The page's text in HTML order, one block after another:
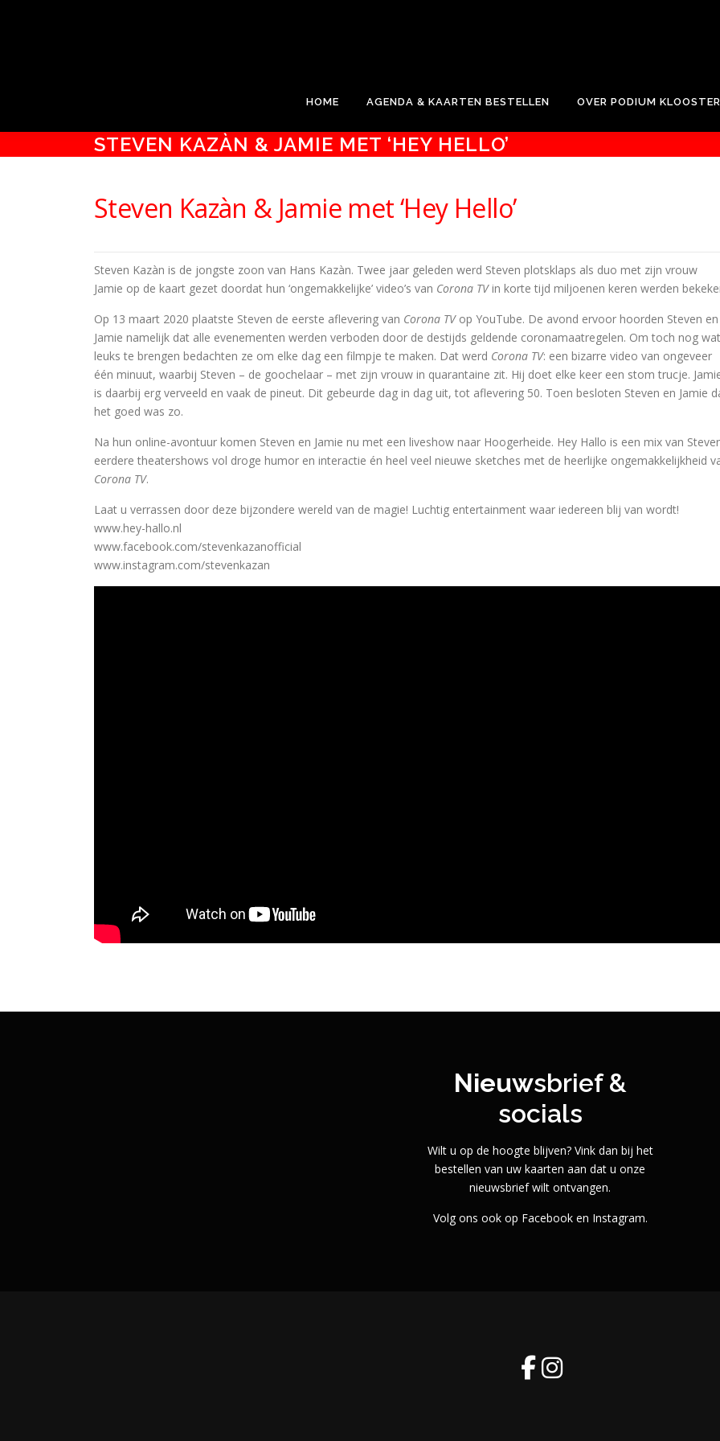
HOME AGENDA & KAARTEN BESTELLEN OVER PODIUM
STEVEN KAZÀN & JAMIE MET ‘HEY HELLO’
Steven Kazàn & Jamie met ‘Hey Hello’
Steven Kazàn is de jongste zoon van Hans Kazàn. Twee jaar geleden werd Steven plotsklaps als duo met zijn vrouw
Jamie op de kaart gezet doordat hun ‘ongemakkelijke’ video’s van Corona TVin korte tijd miljoenen keren werden
Op 13 maart 2020 plaatste Steven de eerste aflevering van Corona TVop YouTube. De avond ervoor hoorden Steven en
Jamie namelijk dat alle evenementen werden verboden door de destijds geldende coronamaatregelen. Om toch nog wat
leuks te brengen bedachten ze om elke dag een filmpje te maken. Dat werd Corona TV: een bizarre video van ongeveer
één minuut, waarbij Steven – de goochelaar – met zijn vrouw in quarantaine zit. Hij doet elke keer een stom trucje.
is daarbij erg verveeld en vaak de pineut. Dit gebeurde dag in dag uit, tot aflevering 50. Toen besloten Steven en Jamie
het goed was zo.
Na hun online-avontuur komen Steven en Jamie nu met een liveshow naar Hoogerheide. Hey Hallo is een mix van
eerdere theatershows vol droge humor en interactie én heel veel nieuwe sketches met de heerlijke ongemakkelijkheid
Corona TV.
Laat u verrassen door deze bijzondere wereld van de magie! Luchtig entertainment waar iedereen blij van wordt!
www.hey-hallo.nl
www.facebook.com/stevenkazanofficial
www.instagram.com/stevenkazan
Nieuwsbrief &
socials
Wilt u op de hoogte blijven? Vink dan bij het
bestellen van uw kaarten aan dat u onze
nieuwsbrief wilt ontvangen.
Volg ons ook op Facebook en Instagram.